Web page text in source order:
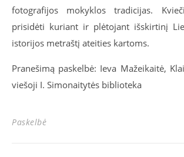
fotografijos mokyklos tradicijas.
prisidėti kuriant ir plėtojant išskirtinį
istorijos metraštį ateities kartoms.
Pranešimą paskelbė: Ieva Mažeikaitė,
viešoji I. Simonaitytės biblioteka
Paskelbė